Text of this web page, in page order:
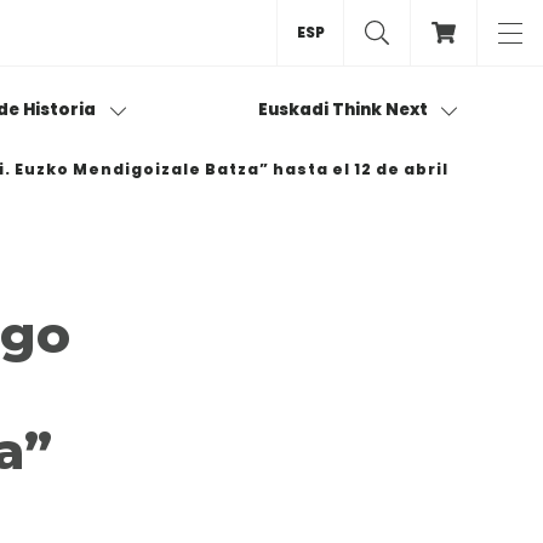
Historia Euskadi Think Next
ESP
Mendigoizale Batza” hasta el 12 de abril